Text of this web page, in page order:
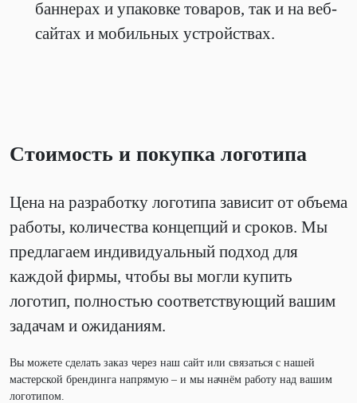
баннерах и упаковке товаров, так и на веб-
сайтах и мобильных устройствах.
Стоимость и покупка логотипа
Цена на разработку логотипа зависит от объема
работы, количества концепций и сроков. Мы
предлагаем индивидуальный подход для
каждой фирмы, чтобы вы могли купить
логотип, полностью соответствующий вашим
задачам и ожиданиям.
Вы можете сделать заказ через наш сайт или связаться с нашей
мастерской брендинга напрямую – и мы начнём работу над вашим
логотипом.